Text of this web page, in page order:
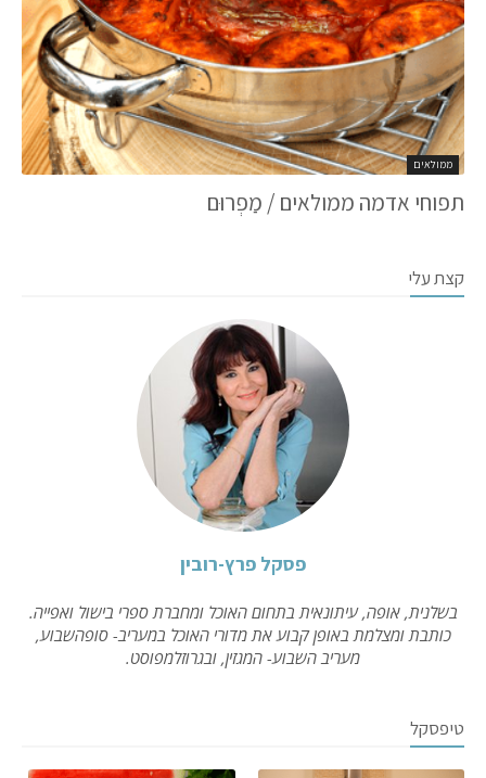
ממולאים
תפוחי אדמה ממולאים / מַפְרוּם
קצת עלי
פסקל פרץ-רובין
בשלנית, אופה, עיתונאית בתחום האוכל ומחברת ספרי בישול ואפייה.
כותבת ומצלמת באופן קבוע את מדורי האוכל במעריב- סופהשבוע,
מעריב השבוע- המגזין, ובגרוזלמפוסט.
טיפסקל